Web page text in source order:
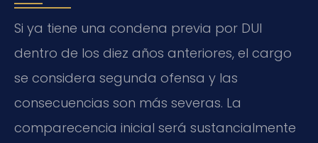
Si ya tiene una condena previa por DUI
dentro de los diez años anteriores, el cargo
se considera segunda ofensa y las
consecuencias son más severas. La
comparecencia inicial será sustancialmente